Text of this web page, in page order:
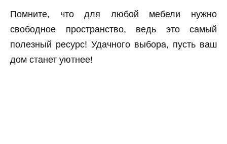
Помните, что для любой мебели нужно
свободное пространство, ведь это самый
полезный ресурс! Удачного выбора, пусть ваш
дом станет уютнее!